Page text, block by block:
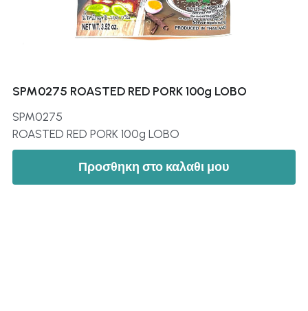
SPM0275 ROASTED RED PORK 100g LOBO
SPM0275
ROASTED RED PORK 100g LOBO
Προσθηκη στο καλαθι μου